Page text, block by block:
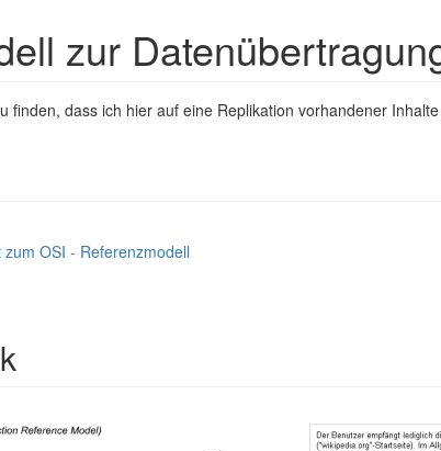
zur
finden, dass ich hier auf eine Replikation vorhandener
OSI - Referenzmodell